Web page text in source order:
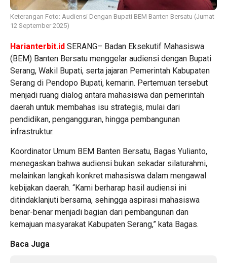
Keterangan Foto: Audiensi Dengan Bupati BEM Banten Bersatu (Jumat
12 September 2025)
Harianterbit.id SERANG– Badan Eksekutif Mahasiswa
(BEM) Banten Bersatu menggelar audiensi dengan Bupati
Serang, Wakil Bupati, serta jajaran Pemerintah Kabupaten
Serang di Pendopo Bupati, kemarin. Pertemuan tersebut
menjadi ruang dialog antara mahasiswa dan pemerintah
daerah untuk membahas isu strategis, mulai dari
pendidikan, pengangguran, hingga pembangunan
infrastruktur.
Koordinator Umum BEM Banten Bersatu, Bagas Yulianto,
menegaskan bahwa audiensi bukan sekadar silaturahmi,
melainkan langkah konkret mahasiswa dalam mengawal
kebijakan daerah. “Kami berharap hasil audiensi ini
ditindaklanjuti bersama, sehingga aspirasi mahasiswa
benar-benar menjadi bagian dari pembangunan dan
kemajuan masyarakat Kabupaten Serang,” kata Bagas.
Baca Juga